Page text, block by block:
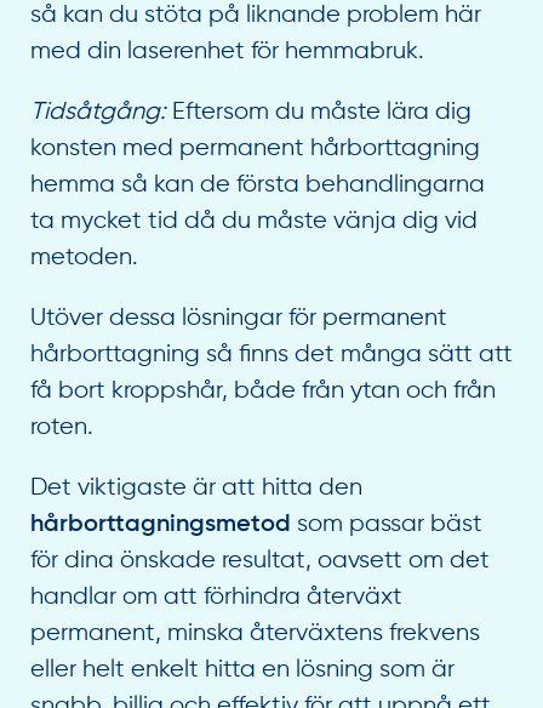
så kan du stöta på liknande problem här
med din laserenhet för hemmabruk.
Tidsåtgång:Eftersom du måste lära dig
konsten med permanent hårborttagning
hemma så kan de första behandlingarna
ta mycket tid då du måste vänja dig vid
metoden.
Utöver dessa lösningar för permanent
hårborttagning så finns det många sätt att
få bort kroppshår, både från ytan och från
roten.
Det viktigaste är att hitta den
hårborttagningsmetod som passar bäst
för dina önskade resultat, oavsett om det
handlar om att förhindra återväxt
permanent, minska återväxtens frekvens
eller helt enkelt hitta en lösning som är